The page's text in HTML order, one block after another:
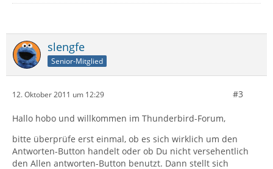
slengfe
Senior-Mitglied
12. Oktober 2011 um 12:29 #3
Hallo hobo und willkommen im Thunderbird-Forum,
bitte überprüfe erst einmal, ob es sich wirklich um den
Antworten-Button handelt oder ob Du nicht versehentlich
den Allen antworten-Button benutzt. Dann stellt sich